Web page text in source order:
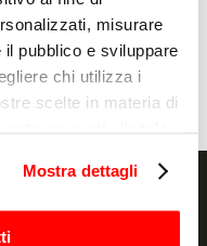
misurare
pubblico e sviluppare
chi utilizza i
scelte in materia di
in qualsiasi
o facendo clic
Mostra dettagli